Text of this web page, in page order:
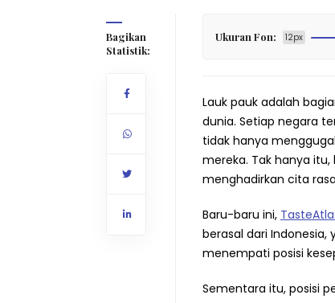
Bagikan
Statistik:
Ukuran Fon: 12px
Lauk pauk adalah
dunia. Setiap negara
tidak hanya
mereka. Tak hanya
menghadirkan cita
Baru-baru ini,
berasal dari
menempati posisi
Sementara itu, posisi